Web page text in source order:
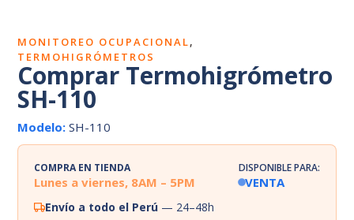
MONITOREO OCUPACIONAL,
TERMOHIGRÓMETROS
Comprar Termohigrómetro
SH-110
Modelo: SH-110
COMPRA EN TIENDA
Lunes a viernes, 8AM – 5PM
DISPONIBLE PARA:
VENTA
Envío a todo el Perú — 24–48h